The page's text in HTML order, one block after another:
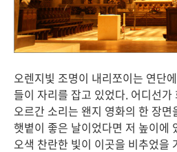
오렌지빛 조명이 내리쪼이는 연단
들이 자리를 잡고 있었다. 어디선
오르간 소리는 왠지 영화의 한 장
햇볕이 좋은 날이었다면 저 높이에
오색 찬란한 빛이 이곳을 비추었을